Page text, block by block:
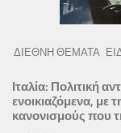
ΔΙΕΘΝΗ ΘΕΜΑΤΑ
Ιταλία: Πολιτική
ενοικιαζόμενα, με
κανονισμούς που